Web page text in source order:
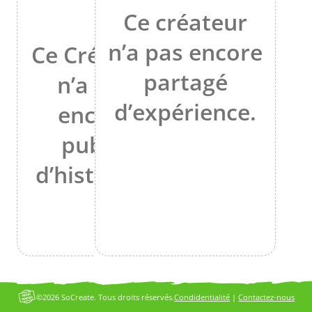
Ce Créateur
n’a pas
encore
publié
d’histoires.
Ce créateur
n’a pas encore
partagé
d’expérience.
Condidentialité |Contactez-nous
©2026 SoCreate. Tous droits réservés.